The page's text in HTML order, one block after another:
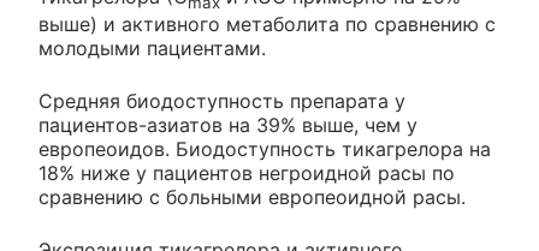
выше) и активного метаболита по сравнению с
молодыми пациентами.
Средняя биодоступность препарата у
пациентов-азиатов на 39% выше, чем у
европеоидов. Биодоступность тикагрелора на
18% ниже у пациентов негроидной расы по
сравнению с больными европеоидной расы.